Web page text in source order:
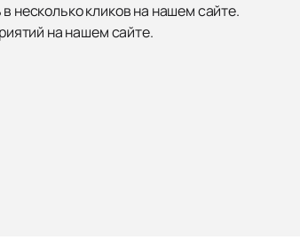
несколько кликов на нашем сайте.
на нашем сайте.